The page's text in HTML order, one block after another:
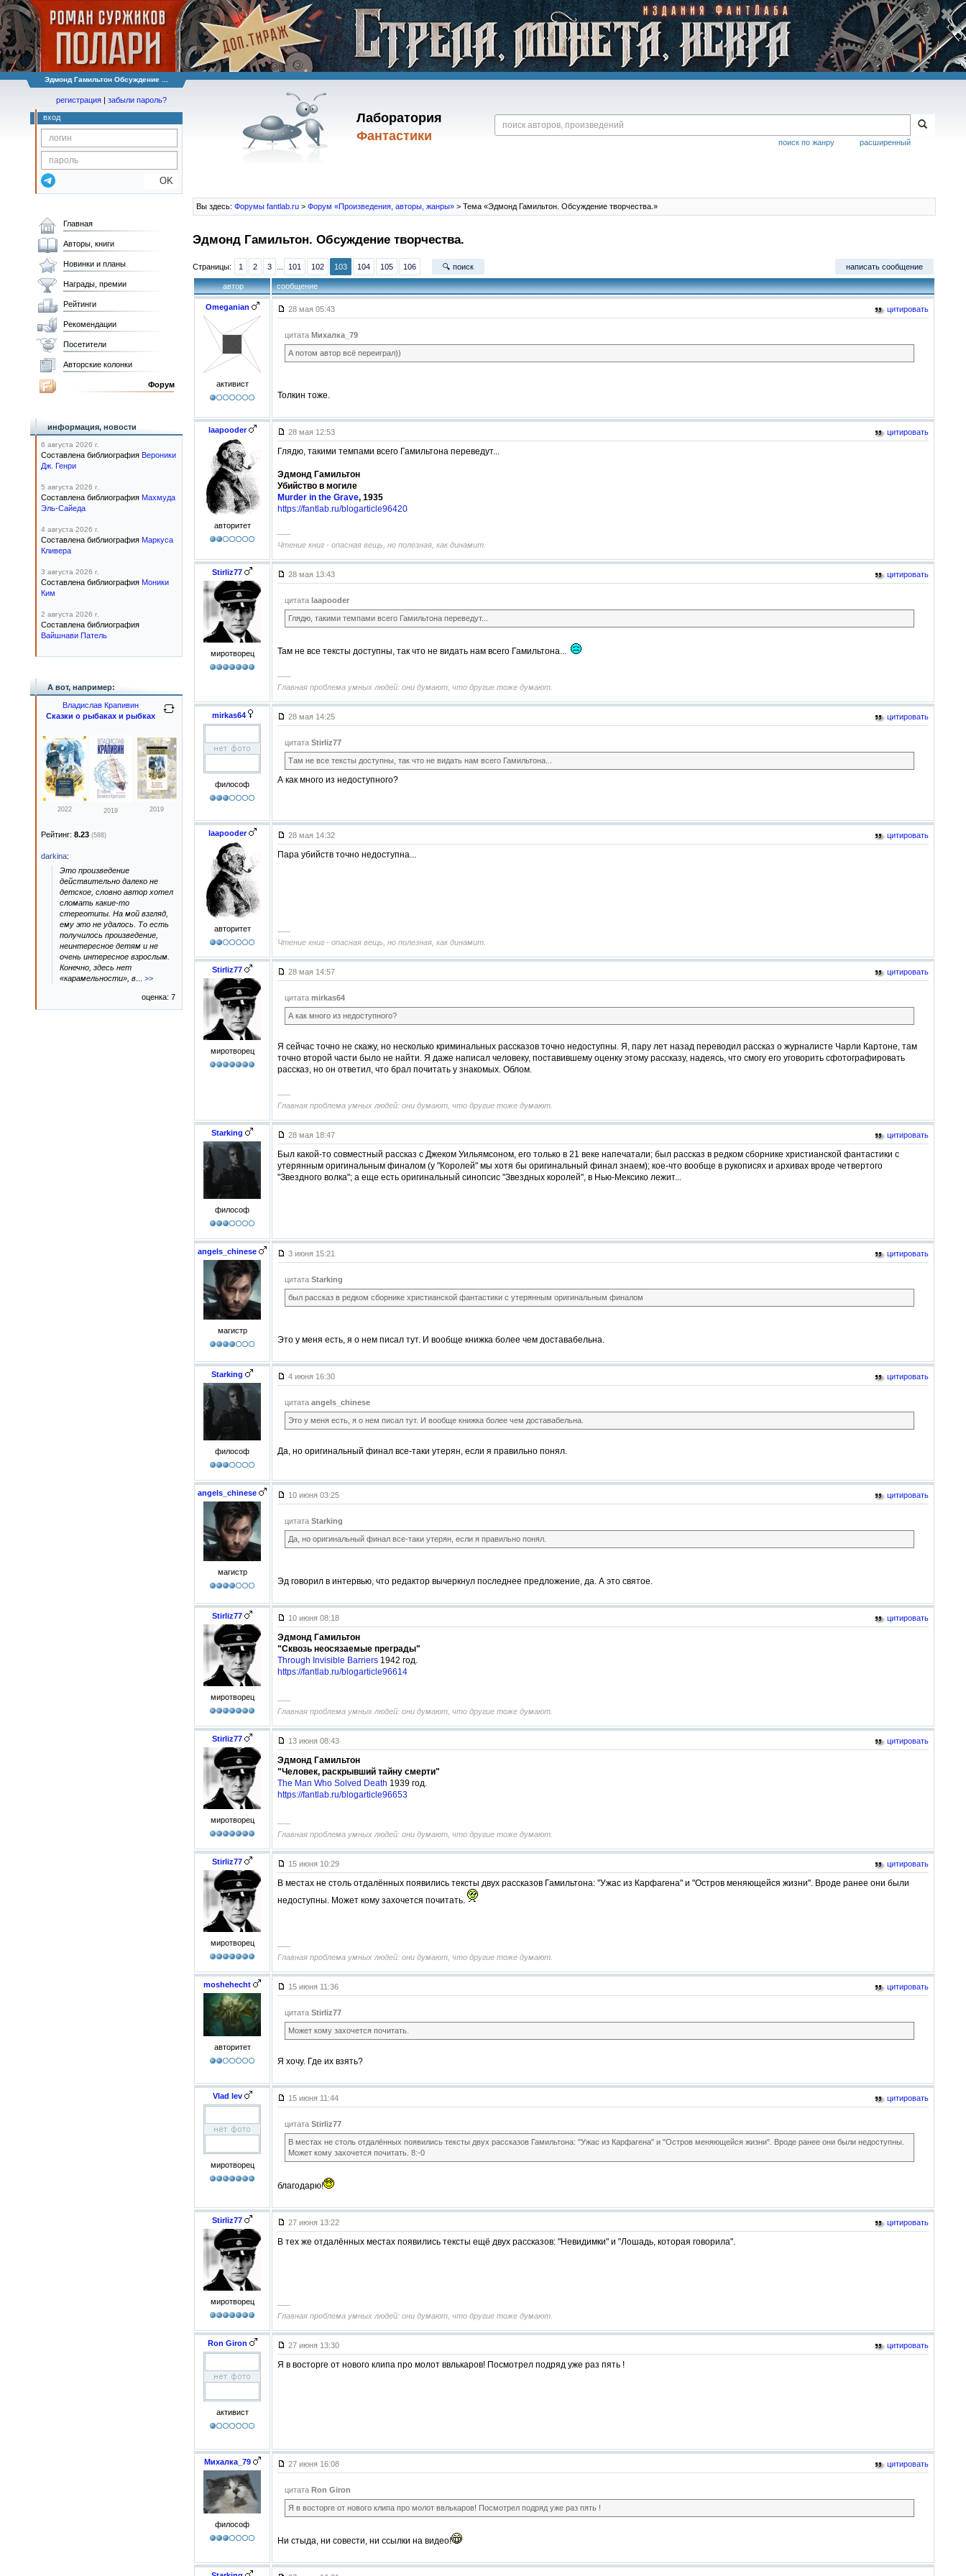
Эдмонд Гамильтон Обсуждение ...
Лаборатория
Фантастики
расширенный
поиск по жанру
регистрация | забыли пароль?
вход
OK
Вы здесь: Форумы fantlab.ru > Форум «Произведения, авторы, жанры» > Тема «Эдмонд Гамильтон. Обсуждение творчества.»
Эдмонд Гамильтон. Обсуждение творчества.
Страницы: 1 2 3 101 102 103 104 105 106 🔍 поиск написать сообщение
автор сообщение
Omeganian
активист
28 мая 05:43 цитировать
цитата Михалка_79
А потом автор всё переиграл))
Толкин тоже.
laapooder
авторитет
28 мая 12:53 цитировать
Глядю, такими темпами всего Гамильтона переведут...
Эдмонд Гамильтон
Убийство в могиле
Murder in the Grave, 1935
https://fantlab.ru/blogarticle96420
–––
Чтение книг - опасная вещь, но полезная, как динамит.
Stirliz77
миротворец
28 мая 13:43 цитировать
цитата laapooder
Глядю, такими темпами всего Гамильтона переведут...
Там не все тексты доступны, так что не видать нам всего Гамильтона...
–––
Главная проблема умных людей: они думают, что другие тоже думают.
mirkas64
философ
28 мая 14:25 цитировать
цитата Stirliz77
Там не все тексты доступны, так что не видать нам всего Гамильтона...
А как много из недоступного?
laapooder
авторитет
28 мая 14:32 цитировать
Пара убийств точно недоступна...
–––
Чтение книг - опасная вещь, но полезная, как динамит.
Stirliz77
миротворец
28 мая 14:57 цитировать
цитата mirkas64
А как много из недоступного?
Я сейчас точно не скажу, но несколько криминальных рассказов точно недоступны. Я, пару лет назад переводил рассказ о журналисте Чарли Картоне, там
точно второй части было не найти. Я даже написал человеку, поставившему оценку этому рассказу, надеясь, что смогу его уговорить сфотографировать
рассказ, но он ответил, что брал почитать у знакомых. Облом.
–––
Главная проблема умных людей: они думают, что другие тоже думают.
Starking
философ
28 мая 18:47 цитировать
Был какой-то совместный рассказ с Джеком Уильямсоном, его только в 21 веке напечатали; был рассказ в редком сборнике христианской фантастики с
утерянным оригинальным финалом (у "Королей" мы хотя бы оригинальный финал знаем); кое-что вообще в рукописях и архивах вроде четвертого
"Звездного волка"; а еще есть оригинальный синопсис "Звездных королей", в Нью-Мексико лежит...
angels_chinese
магистр
3 июня 15:21 цитировать
цитата Starking
был рассказ в редком сборнике христианской фантастики с утерянным оригинальным финалом
Это у меня есть, я о нем писал тут. И вообще книжка более чем доставабельна.
Starking
философ
4 июня 16:30 цитировать
цитата angels_chinese
Это у меня есть, я о нем писал тут. И вообще книжка более чем доставабельна.
Да, но оригинальный финал все-таки утерян, если я правильно понял.
angels_chinese
магистр
10 июня 03:25 цитировать
цитата Starking
Да, но оригинальный финал все-таки утерян, если я правильно понял.
Эд говорил в интервью, что редактор вычеркнул последнее предложение, да. А это святое.
Stirliz77
миротворец
10 июня 08:18 цитировать
Эдмонд Гамильтон
"Сквозь неосязаемые преграды"
Through Invisible Barriers 1942 год.
https://fantlab.ru/blogarticle96614
–––
Главная проблема умных людей: они думают, что другие тоже думают.
Stirliz77
миротворец
13 июня 08:43 цитировать
Эдмонд Гамильтон
"Человек, раскрывший тайну смерти"
The Man Who Solved Death 1939 год.
https://fantlab.ru/blogarticle96653
–––
Главная проблема умных людей: они думают, что другие тоже думают.
Stirliz77
миротворец
15 июня 10:29 цитировать
В местах не столь отдалённых появились тексты двух рассказов Гамильтона: "Ужас из Карфагена" и "Остров меняющейся жизни". Вроде ранее они были
недоступны. Может кому захочется почитать.
–––
Главная проблема умных людей: они думают, что другие тоже думают.
moshehecht
авторитет
15 июня 11:36 цитировать
цитата Stirliz77
Может кому захочется почитать.
Я хочу. Где их взять?
Vlad lev
миротворец
15 июня 11:44 цитировать
цитата Stirliz77
В местах не столь отдалённых появились тексты двух рассказов Гамильтона: "Ужас из Карфагена" и "Остров меняющейся жизни". Вроде ранее они были недоступны.
Может кому захочется почитать. 8:-0
благодарю!
Stirliz77
миротворец
27 июня 13:22 цитировать
В тех же отдалённых местах появились тексты ещё двух рассказов: "Невидимки" и "Лошадь, которая говорила".
–––
Главная проблема умных людей: они думают, что другие тоже думают.
Ron Giron
активист
27 июня 13:30 цитировать
Я в восторге от нового клипа про молот ввлькаров! Посмотрел подряд уже раз пять !
Михалка_79
философ
27 июня 16:08 цитировать
цитата Ron Giron
Я в восторге от нового клипа про молот ввлькаров! Посмотрел подряд уже раз пять !
Ни стыда, ни совести, ни ссылки на видео!
Главная
Авторы, книги
Новинки и планы
Награды, премии
Рейтинги
Рекомендации
Посетители
Авторские колонки
Форум
информация, новости
6 августа 2026 г.
Составлена библиография Вероники
Дж. Генри
5 августа 2026 г.
Составлена библиография Махмуда
Эль-Сайеда
4 августа 2026 г.
Составлена библиография Маркуса
Кливера
3 августа 2026 г.
Составлена библиография Моники
Ким
2 августа 2026 г.
Составлена библиография
Вайшнави Патель
А вот, например:
Владислав Крапивин
Сказки о рыбаках и рыбках
2022 2019 2019
Рейтинг: 8.23 (588)
darkina:
Это произведение
действительно далеко не
детское, словно автор хотел
сломать какие-то
стереотипы. На мой взгляд,
ему это не удалось. То есть
получилось произведение,
неинтересное детям и не
очень интересное взрослым.
Конечно, здесь нет
«карамельности», в
>>
оценка: 7